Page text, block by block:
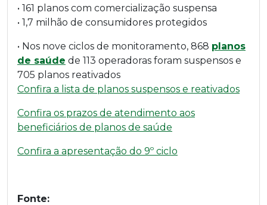
• 161 planos com comercialização suspensa
• 1,7 milhão de consumidores protegidos
• Nos nove ciclos de monitoramento, 868 planos
de saúde de 113 operadoras foram suspensos e
705 planos reativados
Confira a lista de planos suspensos e reativados
Confira os prazos de atendimento aos
beneficiários de planos de saúde
Confira a apresentação do 9º ciclo
Fonte: